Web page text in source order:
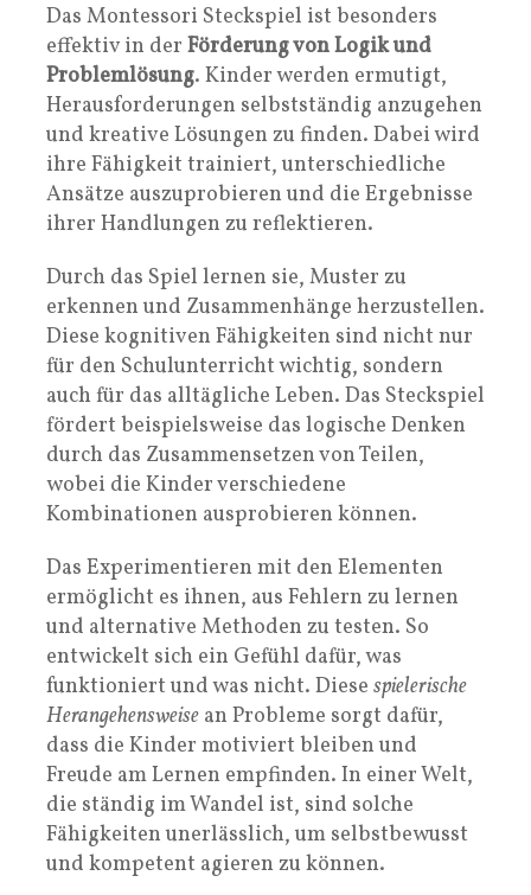
Das Montessori Steckspiel ist besonders
effektiv in der Förderung von Logik und
Problemlösung. Kinder werden ermutigt,
Herausforderungen selbstständig anzugehen
und kreative Lösungen zu finden. Dabei wird
ihre Fähigkeit trainiert, unterschiedliche
Ansätze auszuprobieren und die Ergebnisse
ihrer Handlungen zu reflektieren.
Durch das Spiel lernen sie, Muster zu
erkennen und Zusammenhänge herzustellen.
Diese kognitiven Fähigkeiten sind nicht nur
für den Schulunterricht wichtig, sondern
auch für das alltägliche Leben. Das Steckspiel
fördert beispielsweise das logische Denken
durch das Zusammensetzen von Teilen,
wobei die Kinder verschiedene
Kombinationen ausprobieren können.
Das Experimentieren mit den Elementen
ermöglicht es ihnen, aus Fehlern zu lernen
und alternative Methoden zu testen. So
entwickelt sich ein Gefühl dafür, was
funktioniert und was nicht. Diese spielerische
Herangehensweise an Probleme sorgt dafür,
dass die Kinder motiviert bleiben und
Freude am Lernen empfinden. In einer Welt,
die ständig im Wandel ist, sind solche
Fähigkeiten unerlässlich, um selbstbewusst
und kompetent agieren zu können.